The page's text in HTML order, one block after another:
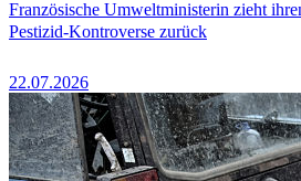
Französische Umweltministerin zieht
Pestizid-Kontroverse zurück
22.07.2026